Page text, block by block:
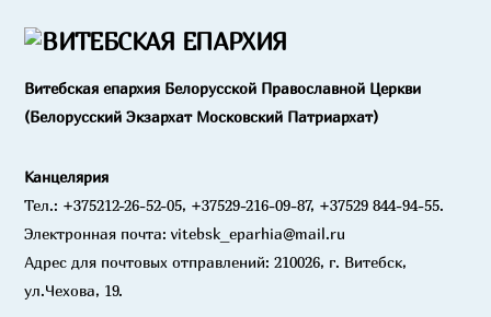
Витебская епархия Белорусской Православной Церкви
(Белорусский Экзархат Московский Патриархат)
Канцелярия
Тел.: +375212-26-52-05, +37529-216-09-87, +37529 844-94-55.
Электронная почта: vitebsk_eparhia@mail.ru
Адрес для почтовых отправлений: 210026, г. Витебск,
ул.Чехова, 19.